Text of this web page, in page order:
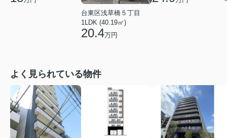
台東区浅草橋５丁目
1LDK (40.19㎡)
20.4万円
よく見られている物件